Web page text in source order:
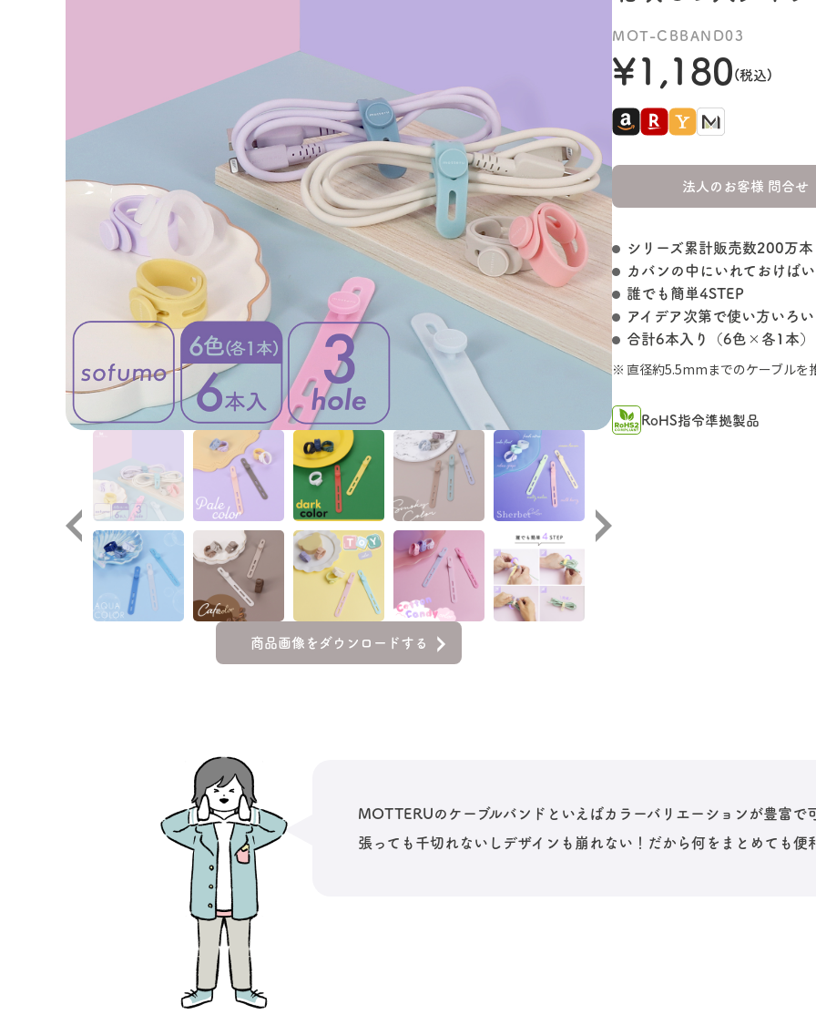
商品画像をダウンロードする
MOT-CBBAND03
¥1,180 (税込)
法人のお客様 問合せ
シリーズ累計販売数200万
カバンの中にいれておけば
誰でも簡単4STEP
アイデア次第で使い方いろ
合計6本入り（6色×各1本）
直径約5.5mmまでのケーブルを
RoHS指令準拠製品
MOTTERUのケーブルバンドといえばカラーバリエーションが豊富で
張っても千切れないしデザインも崩れない！だから何をまとめても便